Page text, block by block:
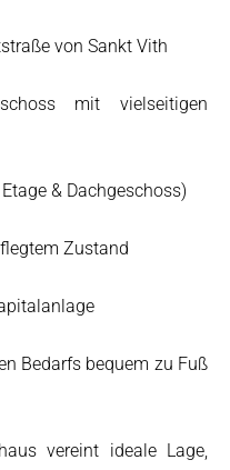
von Sankt Vith
mit vielseitigen
& Dachgeschoss)
Zustand
Bedarfs bequem zu Fuß
vereint ideale Lage,